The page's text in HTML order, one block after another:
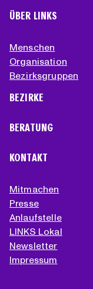
ÜBER LINKS
Menschen
Organisation
Bezirksgruppen
BEZIRKE
BERATUNG
KONTAKT
Mitmachen
Presse
Anlaufstelle
LINKS Lokal
Newsletter
Impressum